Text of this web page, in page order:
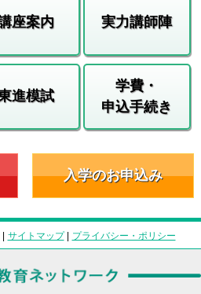
座案内 実力講師陣
進模試
学費・
申込手続き
入学のお申込み
| サイトマップ| プライバシー・ポリシー